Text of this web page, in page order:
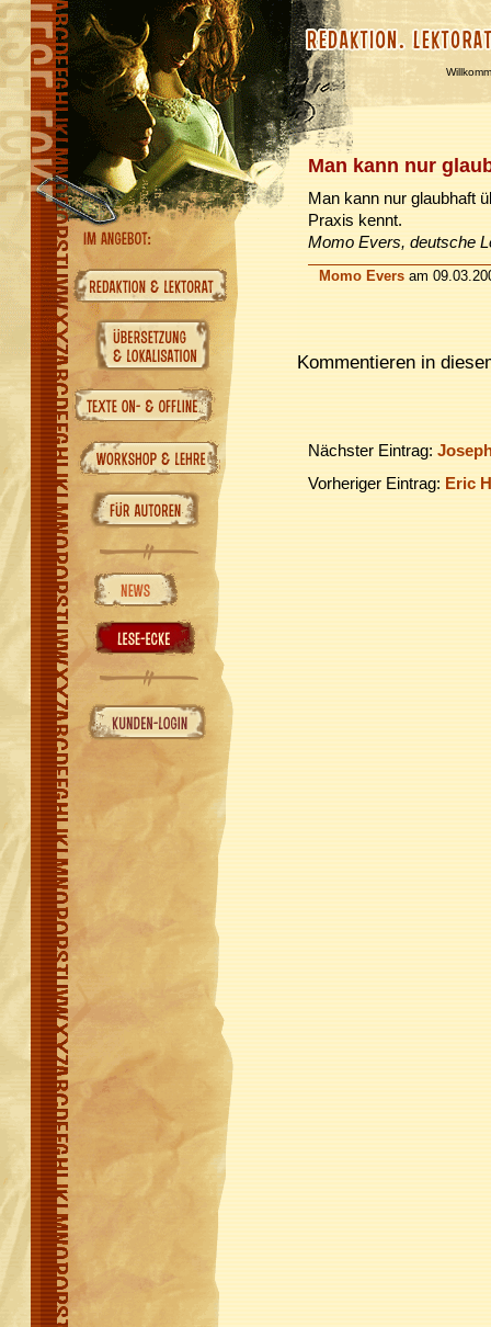
Man kann nur
Man kann nur glaubhaft
Praxis kennt.
Momo Evers, deutsche
Momo Evers am
Kommentieren in
Nächster Eintrag:
Vorheriger Eintrag: Eric